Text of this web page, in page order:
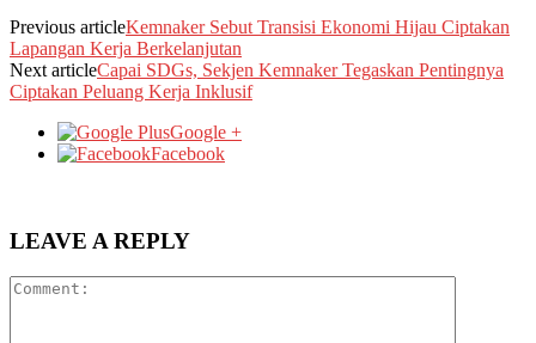
Previous articleKemnaker Sebut Transisi Ekonomi Hijau Ciptakan
Lapangan Kerja Berkelanjutan
Next articleCapai SDGs, Sekjen Kemnaker Tegaskan Pentingnya
Ciptakan Peluang Kerja Inklusif
Google +
Facebook
LEAVE A REPLY